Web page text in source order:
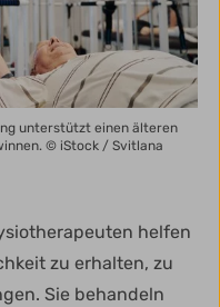
unterstützt einen älteren
© iStock / Svitlana
helfen
zu erhalten, zu
Sie behandeln